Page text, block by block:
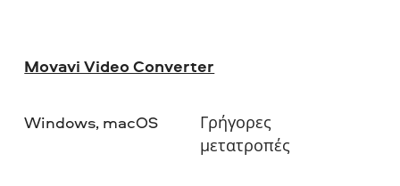
Movavi Video Converter
Windows, macOS
Γρήγορες
μετατροπές